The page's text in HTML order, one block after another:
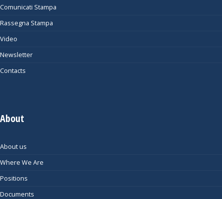
Comunicati Stampa
Rassegna Stampa
Video
Newsletter
Contacts
About
About us
Where We Are
Positions
Documents